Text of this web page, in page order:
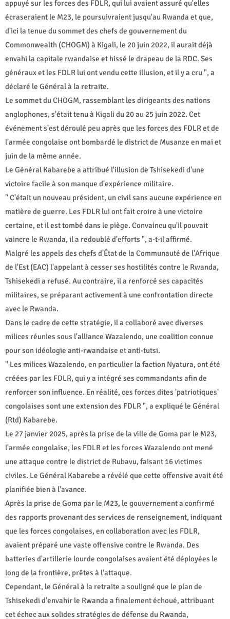
appuyé sur les forces des FDLR, qui lui avaient assuré qu'elles
écraseraient le M23, le poursuivraient jusqu'au Rwanda et que,
d'ici la tenue du sommet des chefs de gouvernement du
Commonwealth (CHOGM) à Kigali, le 20 juin 2022, il aurait déjà
envahi la capitale rwandaise et hissé le drapeau de la RDC. Ses
généraux et les FDLR lui ont vendu cette illusion, et il y a cru ", a
déclaré le Général à la retraite.
Le sommet du CHOGM, rassemblant les dirigeants des nations
anglophones, s'était tenu à Kigali du 20 au 25 juin 2022. Cet
événement s'est déroulé peu après que les forces des FDLR et de
l'armée congolaise ont bombardé le district de Musanze en mai et
juin de la même année.
Le Général Kabarebe a attribué l'illusion de Tshisekedi d'une
victoire facile à son manque d'expérience militaire.
" C'était un nouveau président, un civil sans aucune expérience en
matière de guerre. Les FDLR lui ont fait croire à une victoire
certaine, et il est tombé dans le piège. Convaincu qu'il pouvait
vaincre le Rwanda, il a redoublé d'efforts ", a-t-il affirmé.
Malgré les appels des chefs d'État de la Communauté de l'Afrique
de l'Est (EAC) l'appelant à cesser ses hostilités contre le Rwanda,
Tshisekedi a refusé. Au contraire, il a renforcé ses capacités
militaires, se préparant activement à une confrontation directe
avec le Rwanda.
Dans le cadre de cette stratégie, il a collaboré avec diverses
milices réunies sous l'alliance Wazalendo, une coalition connue
pour son idéologie anti-rwandaise et anti-tutsi.
" Les milices Wazalendo, en particulier la faction Nyatura, ont été
créées par les FDLR, qui y a intégré ses commandants afin de
renforcer son influence. En réalité, ces forces dites 'patriotiques'
congolaises sont une extension des FDLR ", a expliqué le Général
(Rtd) Kabarebe.
Le 27 janvier 2025, après la prise de la ville de Goma par le M23,
l'armée congolaise, les FDLR et les forces Wazalendo ont mené
une attaque contre le district de Rubavu, faisant 16 victimes
civiles. Le Général Kabarebe a révélé que cette offensive avait été
planifiée bien à l'avance.
Après la prise de Goma par le M23, le gouvernement a confirmé
des rapports provenant des services de renseignement, indiquant
que les forces congolaises, en collaboration avec les FDLR,
avaient préparé une vaste offensive contre le Rwanda. Des
batteries d'artillerie lourde congolaises avaient été déployées le
long de la frontière, prêtes à l'attaque.
Cependant, le Général à la retraite a souligné que le plan de
Tshisekedi d'envahir le Rwanda a finalement échoué, attribuant
cet échec aux solides stratégies de défense du Rwanda,